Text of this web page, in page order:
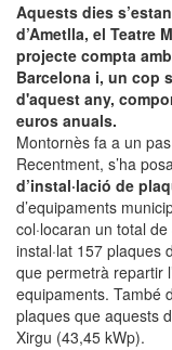
Aquests dies
d’Ametlla, el Teatre
projecte compta
Barcelona i, un cop
d'aquest any,
euros anuals.​
Montornès fa a un
Recentment, s’ha
d’instal·lació de
d’equipaments
col·locaran un total de
instal·lat 157 plaques
que permetrà repartir
equipaments. També
plaques que aquests
Xirgu (43,45 kWp).